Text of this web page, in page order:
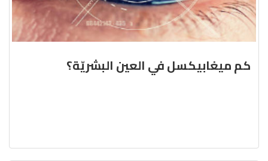
كم ميغابيكسل في العين البشريّة؟